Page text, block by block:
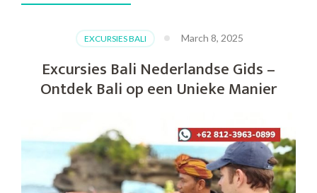
EXCURSIES BALI March 8, 2025
Excursies Bali Nederlandse Gids –
Ontdek Bali op een Unieke Manier